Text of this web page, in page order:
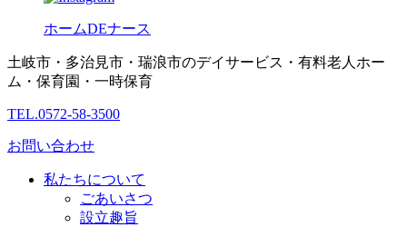
ホームDEナース
土岐市・多治見市・瑞浪市のデイサービス・有料老人ホー
ム・保育園・一時保育
TEL.0572-58-3500
お問い合わせ
私たちについて
ごあいさつ
設立趣旨